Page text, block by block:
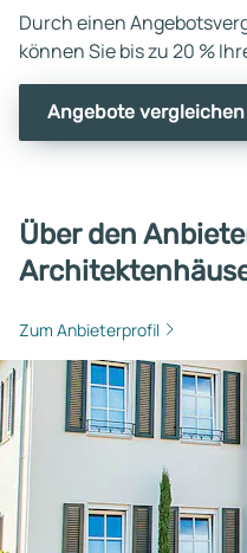
Durch einen
können Sie bis zu 20 %
Angebote
Über den
Zum Anbieterprofil